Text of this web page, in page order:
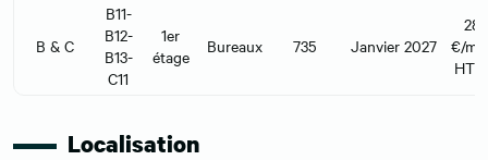
B & C
B11-
B12-
B13-
C11
1er
étage
Bureaux 735 Janvier 2027
€/
HT
Localisation